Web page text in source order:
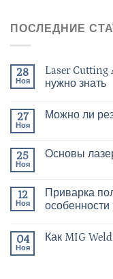
ПОСЛЕДНИЕ
28
Ноя
Laser
нужно знать
27
Ноя
Можно ли
25
Ноя
Основы
12
Ноя
Приварка
особенности
04
Ноя
Как MIG